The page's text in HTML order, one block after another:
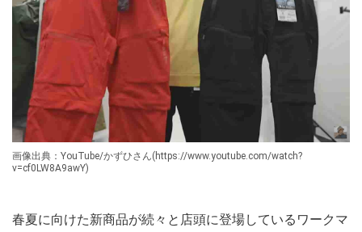
画像出典：YouTube/かずひさん(https://www.youtube.com/watch?
v=cf0LW8A9awY)
春夏に向けた新商品が続々と店頭に登場しているワークマ